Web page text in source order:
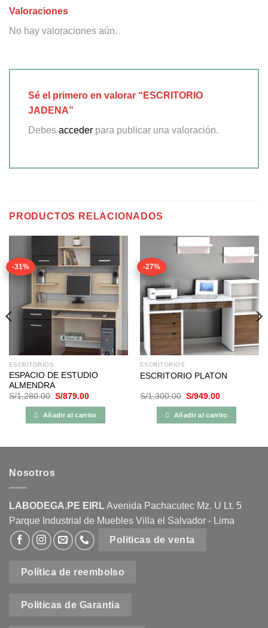
Valoraciones
No hay valoraciones aún.
Sé el primero en valorar “ESCRITORIO
JADENA”
Debes acceder para publicar una valoración.
PRODUCTOS RELACIONADOS
-31%
ESCRITORIOS
ESPACIO DE ESTUDIO
ALMENDRA
S/1,280.00 El
original
era:
S/879.00El
actual
es:
Añadir al carrito
-27%
ESCRITORIOS
ESCRITORIO PLATON
S/1,300.00 El
original
era:
S/949.00El
actual
es:
Añadir al carrito
Nosotros
LABODEGA.PE EIRLAvenida Pachacutec Mz. U Lt. 5
Parque Industrial de Muebles Villa el Salvador - Lima
Politicas de venta
Política de reembolso
Politicas de Garantia